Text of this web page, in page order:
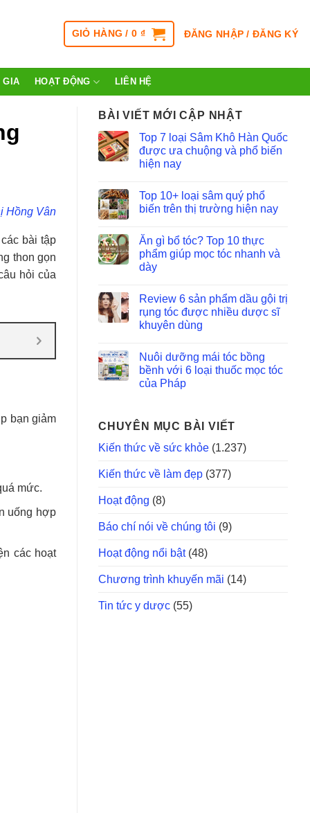
GIỎ HÀNG /0 ₫ ĐĂNG NHẬP / ĐĂNG KÝ
GIA HOẠT ĐỘNG LIÊN HỆ
Hồng Vân
bài tập
thon gọn
hỏi của
bạn giảm
mức.
uống hợp
các hoạt
BÀI VIẾT MỚI CẬP NHẬT
Top 7 loại Sâm Khô Hàn Quốc
được ưa chuộng và phổ biến
hiện nay
Top 10+ loại sâm quý phổ
biến trên thị trường hiện nay
Ăn gì bổ tóc? Top 10 thực
phẩm giúp mọc tóc nhanh và
dày
Review 6 sản phẩm dầu gội trị
rụng tóc được nhiều dược sĩ
khuyên dùng
Nuôi dưỡng mái tóc bồng
bềnh với 6 loại thuốc mọc tóc
của Pháp
CHUYÊN MỤC BÀI VIẾT
Kiến thức về sức khỏe (1.237)
Kiến thức về làm đẹp (377)
Hoạt động (8)
Báo chí nói về chúng tôi (9)
Hoạt động nổi bật(48)
Chương trình khuyến mãi (14)
Tin tức y dược (55)